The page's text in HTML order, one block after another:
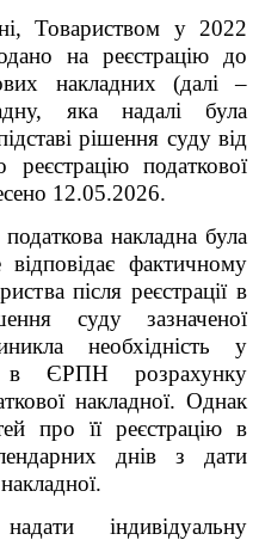
Товариством у 2022
на реєстрацію до
накладних (далі –
яка надалі була
рішення суду від
податкової
12.05.2026.
накладна була
фактичному
після реєстрації в
суду зазначеної
необхідність у
в ЄРПН розрахунку
накладної. Однак
про її реєстрацію в
днів з дати
індивідуальну